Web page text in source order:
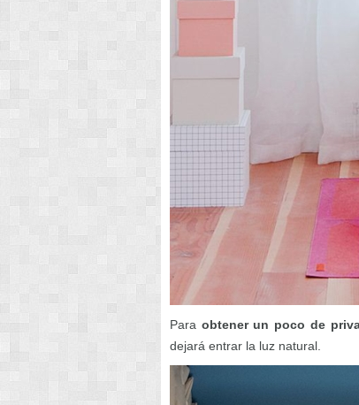
Para obtener un poco de
dejará entrar la luz natural.